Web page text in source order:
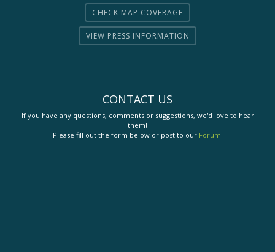
CHECK MAP COVERAGE
VIEW PRESS INFORMATION
CONTACT US
If you have any questions, comments or suggestions, we'd love to hear
them!
Please fill out the form below or post to our Forum.